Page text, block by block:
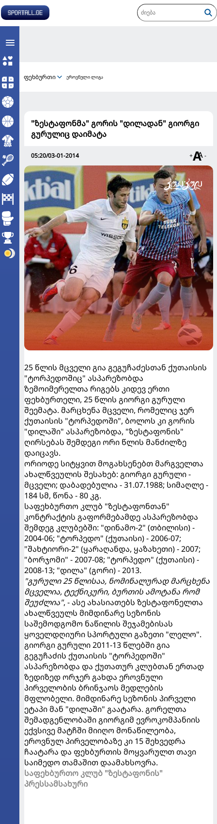
ფეხბურთი ეროვნული ლიგა
"ზესტაფონმა" გორის "დილადან" გიორგი
გურულიც დაიმატა
05:20/03-01-2014 + -
25 წლის მცველი გია გეგუჩაძესთან ქუთაისის
"ტორპედოშიც" ასპარეზობდა
ზემოიმერელთა რიგებს კიდევ ერთი
ფეხბურთელი, 25 წლის გიორგი გურული
შეემატა. მარცხენა მცველი, რომელიც ჯერ
ქუთაისის "ტორპედოში", ბოლოს კი გორის
"დილაში" ასპარეზობდა, "ზესტაფონის"
ღირსებას შემდეგი ორი წლის მანძილზე
დაიცავს.
ორიოდე სიტყვით მოგახსენებთ მარგველთა
ახალწვეულის შესახებ: გიორგი გურული -
მცველი; დაბადებულია - 31.07.1988; სიმაღლე -
184 სმ, წონა - 80 კგ.
საფეხბურთო კლუბ "ზესტაფონთან"
კონტრაქტის გაფორმებამდე ასპარეზობდა
შემდეგ კლუბებში: "დინამო-2" (თბილისი) -
2004-06; "ტორპედო" (ქუთაისი) - 2006-07;
"შახტიორი-2" (ყარაღანდა, ყაზახეთი) - 2007;
"ბორჯომი" - 2007-08; "ტორპედო" (ქუთაისი) -
2008-13; "დილა" (გორი) - 2013.
"გურული 25 წლისაა, ნომინალურად მარცხენა
მცველია, ტექნიკური, ბურთის ამოტანა რომ
შეუძლია", - ასე ახასიათებს ზესტაფონელთა
ახალწვეულს მიმდინარე სეზონის
საშემოდგომო ნაწილის შეჯამებისას
ყოველდღიური სპორტული გაზეთი "ლელო".
გიორგი გურული 2011-13 წლებში გია
გეგუჩაძის ქუთაისის "ტორპედოში"
ასპარეზობდა და ქუთათურ კლუბთან ერთად
ზედიზედ ორჯერ გახდა ეროვნული
პირველობის ბრინჯაოს მედლების
მფლობელი. მიმდინარე სეზონის პირველი
ეტაპი მან "დილაში" გაატარა. გორელთა
შემადგენლობაში გიორგიმ ევროკომპანიის
ექვსივე მატჩში მიიღო მონაწილეობა,
ეროვნულ პირველობაზე კი 15 შეხვედრა
ჩაატარა და ფეხბურთის მოყვარულთ თავი
საიმედო თამაშით დაამახსოვრა.
საფეხბურთო კლუბ "ზესტაფონის"
პრესსამსახური